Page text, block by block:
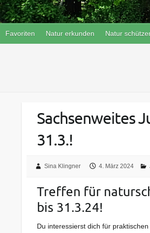
Favoriten Natur erkunden Natur
Sachsenweites
31.3.!
Sina Klingner 4. März 2024
Treffen für
bis 31.3.24!
Du interessierst dich für